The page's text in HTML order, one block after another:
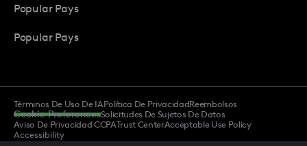
Popular Pays
Popular Pays
Términos De Uso De IAPolítica De PrivacidadReembolsos
Cookie PreferencesSolicitudes De Sujetos De Datos
Aviso De Privacidad CCPATrust CenterAcceptable Use Policy
Accessibility